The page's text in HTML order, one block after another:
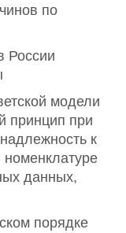
по
России
модели
принцип при
к
данных,
порядке